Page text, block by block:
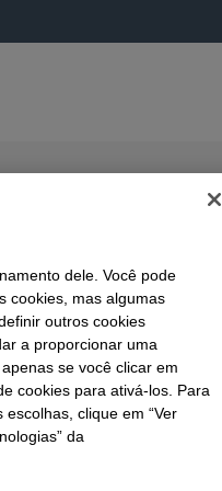
COMPRA
dele. Você pode
cookies, mas algumas
outros cookies
a proporcionar uma
se você clicar em
cookies para ativá-los. Para
clique em “Ver
da